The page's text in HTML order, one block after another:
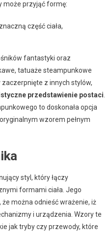
może przyjąć formę:
część ciała,
fantastyki oraz
tatuaże steampunkowe
z innych stylów,
przedstawienie postaci
to doskonała opcja
wzorem pełnym
styl, który łączy
formami ciała. Jego
można odnieść wrażenie, iż
i urządzenia. Wzory te
jak tryby czy przewody, które